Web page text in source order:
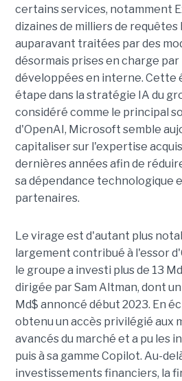
certains services, notamment
dizaines de milliers de
auparavant traitées par des
désormais prises en charge
développées en interne. Cette
étape dans la stratégie IA du
considéré comme le principal
d'OpenAI, Microsoft semble
capitaliser sur l'expertise
dernières années afin de
sa dépendance technologique
partenaires.
Le virage est d'autant plus
largement contribué à l'essor
le groupe a investi plus de 13
dirigée par Sam Altman, dont
Md$ annoncé début 2023. En
obtenu un accès privilégié aux
avancés du marché et a pu les
puis à sa gamme Copilot. Au-
investissements financiers, la